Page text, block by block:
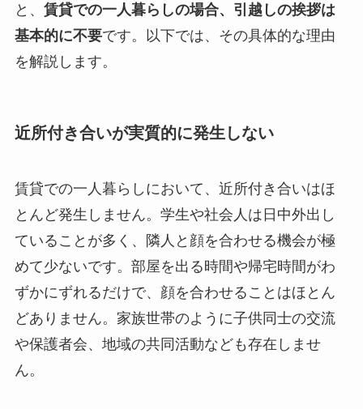
と、 賃貸での一人暮らしの場合、引越しの挨拶は
基本的に不要です。以下では、その具体的な理由
を解説します。
近所付き合いが実質的に発生しない
賃貸での一人暮らしにおいて、近所付き合いはほ
とんど発生しません。学生や社会人は日中外出し
ていることが多く、隣人と顔を合わせる機会が極
めて少ないです。部屋を出る時間や帰宅時間がわ
ずかにずれるだけで、顔を合わせることはほとん
どありません。家族世帯のように子供同士の交流
や保護者会、地域の共同活動なども存在しませ
ん。